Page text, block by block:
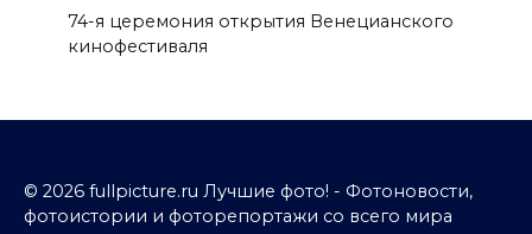
74-я церемония открытия Венецианского
кинофестиваля
© 2026 fullpicture.ru Лучшие фото! - Фотоновости,
фотоистории и фоторепортажи со всего мира